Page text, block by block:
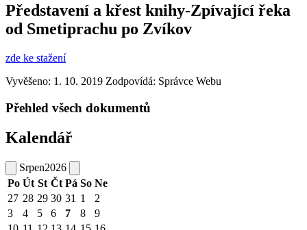
Představení a křest knihy-Zpívající řeka
od Smetiprachu po Zvíkov
zde ke stažení
Vyvěšeno: 1. 10. 2019 Zodpovídá: Správce Webu
Přehled všech dokumentů
Kalendář
Srpen2026
Po Út St Čt Pá So Ne
27 28 29 30 31 1
2
3
4 5 6 7 8
9